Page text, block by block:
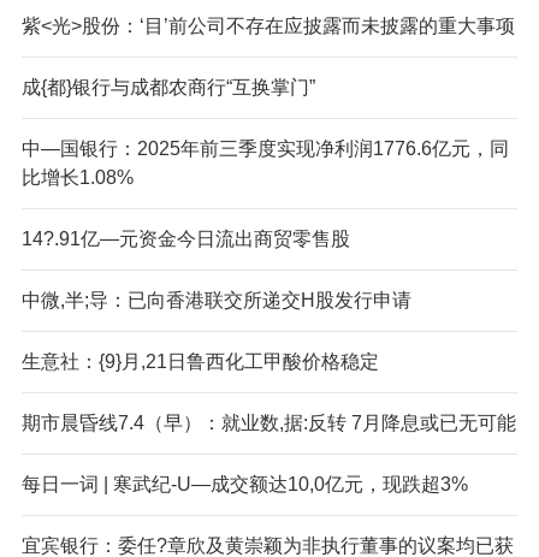
紫<光>股份：‘目’前公司不存在应披露而未披露的重大事项
成{都}银行与成都农商行“互换掌门”
中—国银行：2025年前三季度实现净利润1776.6亿元，同
比增长1.08%
14?.91亿—元资金今日流出商贸零售股
中微,半;导：已向香港联交所递交H股发行申请
生意社：{9}月,21日鲁西化工甲酸价格稳定
期市晨昏线7.4（早）：就业数,据:反转 7月降息或已无可能
每日一词 | 寒武纪-U—成交额达10,0亿元，现跌超3%
宜宾银行：委任?章欣及黄崇颖为非执行董事的议案均已获